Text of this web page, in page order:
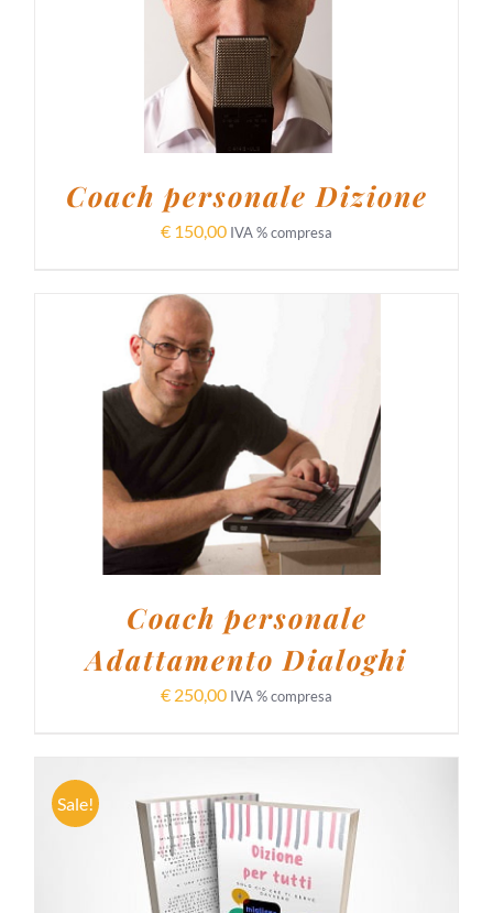
AGGIUNGI AL CARRELLO /
Coach personale Dizione
€ 150,00 IVA % compresa
AGGIUNGI AL CARRELLO / DETTAGLI
Coach personale
Adattamento Dialoghi
€ 250,00 IVA % compresa
Sale!
AGGIUNGI AL CARRELLO / DETTAGLI